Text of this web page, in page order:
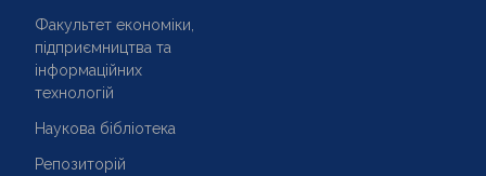
Факультет економіки,
підприємництва та
інформаційних
технологій
Наукова бібліотека
Репозиторій